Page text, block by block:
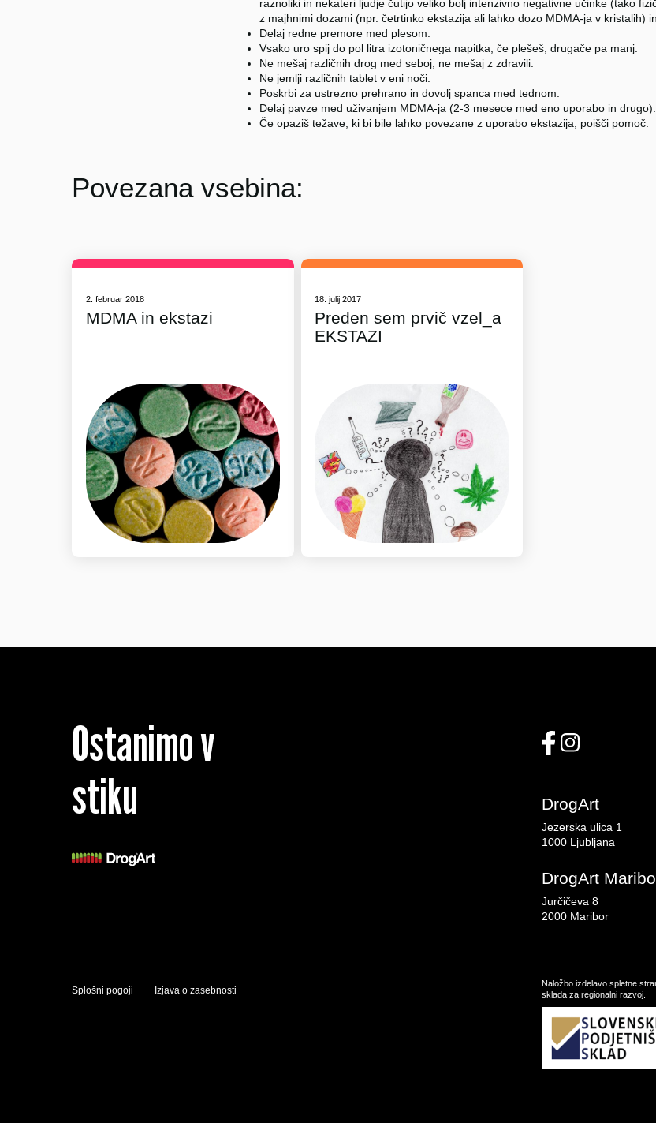
raznoliki in nekateri ljudje čutijo veliko bolj intenzivno negativne učinke (tako
z majhnimi dozami (npr. četrtinko ekstazija ali lahko dozo MDMA-ja v kristalih)
Delaj redne premore med plesom.
Vsako uro spij do pol litra izotoničnega napitka, če plešeš, drugače pa manj.
Ne mešaj različnih drog med seboj, ne mešaj z zdravili.
Ne jemlji različnih tablet v eni noči.
Poskrbi za ustrezno prehrano in dovolj spanca med tednom.
Delaj pavze med uživanjem MDMA-ja (2-3 mesece med eno uporabo in drugo).
Če opaziš težave, ki bi bile lahko povezane z uporabo ekstazija, poišči pomoč.
Povezana vsebina:
2. februar 2018
MDMA in ekstazi
18. julij 2017
Preden sem prvič vzel_a
EKSTAZI
Ostanimo v
stiku
DrogArt
Jezerska ulica 1
1000 Ljubljana
DrogArt
Jurčičeva 8
2000 Maribor
Splošni pogoji Izjava o zasebnosti
Naložbo izdelavo spletne
sklada za regionalni razvoj.